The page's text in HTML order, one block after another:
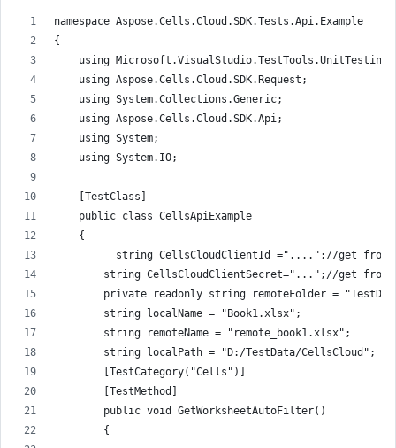
namespace Aspose.Cells.Cloud.SDK.Tests.Api.Example
{
    using Microsoft.VisualStudio.TestTools.UnitTesting;
    using Aspose.Cells.Cloud.SDK.Request;
    using System.Collections.Generic;
    using Aspose.Cells.Cloud.SDK.Api;
    using System;
    using System.IO;
    [TestClass]
    public class CellsApiExample
    {
string CellsCloudClientId ="....";//get
string CellsCloudClientSecret="...";//get
private readonly string remoteFolder =
        string localName = "Book1.xlsx";
        string remoteName = "remote_book1.xlsx";
        string localPath = "D:/TestData/CellsCloud";
        [TestCategory("Cells")]
        [TestMethod]
        public void GetWorksheetAutoFilter()
        {